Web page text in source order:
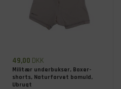
49,00 DKK
Militær underbukser, Boxer-
shorts, Naturfarvet bomuld,
Ubrugt